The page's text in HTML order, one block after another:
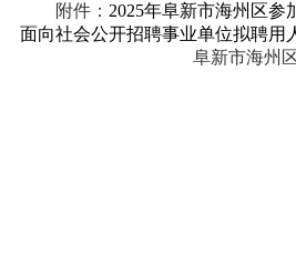
附件： 2025年阜新市海州区参
面向社会公开招聘事业单位拟聘用
阜新市海州